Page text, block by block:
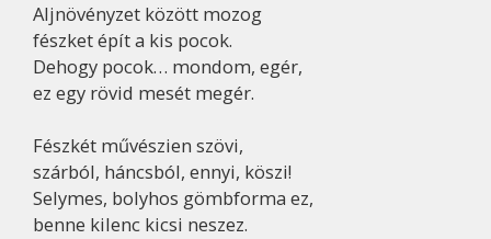
Aljnövényzet között mozog
fészket épít a kis pocok.
Dehogy pocok… mondom, egér,
ez egy rövid mesét megér.
Fészkét művészien szövi,
szárból, háncsból, ennyi, köszi!
Selymes, bolyhos gömbforma ez,
benne kilenc kicsi neszez.